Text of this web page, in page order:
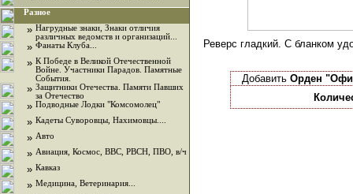
Разное
» Нагрудные знаки, Знаки отличия
различных ведомств и организаций...
» Фанаты Клуба...
» К Победе в Великой Отечественной
Войне. Участники Парадов. Памятные
События.
» Защитники Отечества. Памяти Павших
за Отечество
» Подводные Лодки "Комсомолец"
» Кадеты Суворовцы, Нахимовцы....
» Авто
» Авиация, Космос, ВВС, РВСН, ПВО, в/ч
» Кавказ
» Медицина, Ветеринария...
Реверс гладкий. С бланком
Добавить Орден